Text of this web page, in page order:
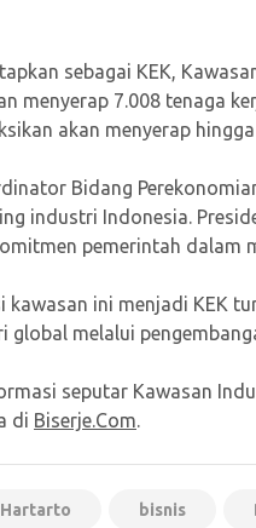
sebagai KEK,
menyerap 7.008 tenaga
akan menyerap
Bidang
industri Indonesia.
pemerintah dalam
kawasan ini menjadi KEK
global melalui
seputar Kawasan
di Biserje.Com.
bisnis